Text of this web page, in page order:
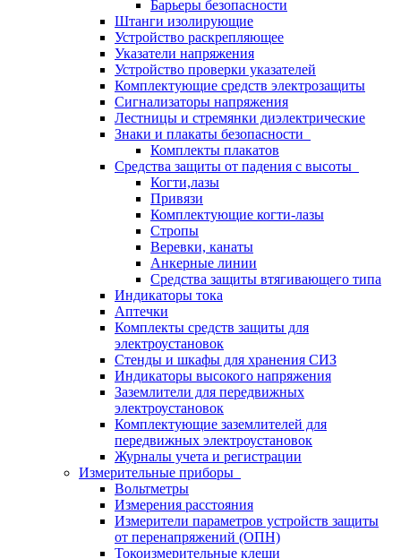
Барьеры безопасности
Штанги изолирующие
Устройство раскрепляющее
Указатели напряжения
Устройство проверки указателей
Комплектующие средств электрозащиты
Сигнализаторы напряжения
Лестницы и стремянки диэлектрические
Знаки и плакаты безопасности
Комплекты плакатов
Средства защиты от падения с высоты
Когти,лазы
Привязи
Комплектующие когти-лазы
Стропы
Веревки, канаты
Анкерные линии
Средства защиты втягивающего типа
Индикаторы тока
Аптечки
Комплекты средств защиты для
электроустановок
Стенды и шкафы для хранения СИЗ
Индикаторы высокого напряжения
Заземлители для передвижных
электроустановок
Комплектующие заземлителей для
передвижных электроустановок
Журналы учета и регистрации
Измерительные приборы
Вольтметры
Измерения расстояния
Измерители параметров устройств защиты
от перенапряжений (ОПН)
Токоизмерительные клещи